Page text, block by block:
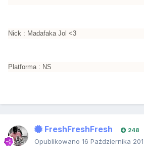
Nick : Madafaka Jol <3
Platforma : NS
FreshFreshFresh 248
Opublikowano 16 Października